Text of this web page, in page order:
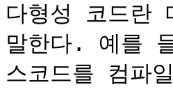
다형성 코드란
말한다. 예를
스코드를 컴파